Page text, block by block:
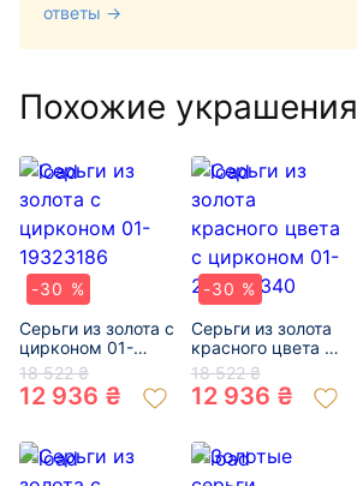
ответы →
Похожие украшения
-30 %
Серьги из золота с
цирконом 01-
19323186
18 522 ₴
12 936 ₴
-30 %
Серьги из золота
красного цвета с
цирконом 01-
200134340
18 522 ₴
12 936 ₴